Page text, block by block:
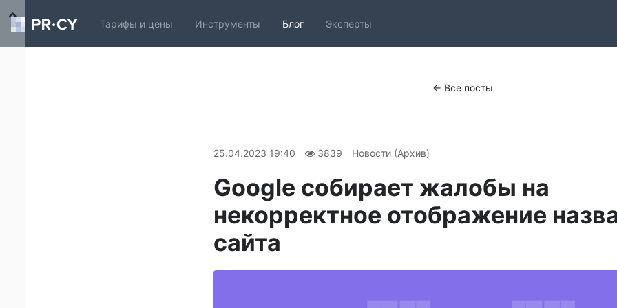
Тарифы и цены Инструменты Блог Эксперты
← Все посты
25.04.2023 19:40 3839 Новости (Архив)
Google собирает жалобы на
некорректное отображение
сайта